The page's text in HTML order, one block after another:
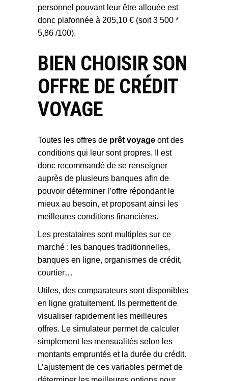
personnel pouvant leur être allouée est
donc plafonnée à 205,10 € (soit 3 500 *
5,86 /100).
BIEN CHOISIR SON
OFFRE DE CRÉDIT
VOYAGE
Toutes les offres de prêt voyage ont des
conditions qui leur sont propres. Il est
donc recommandé de se renseigner
auprès de plusieurs banques afin de
pouvoir déterminer l’offre répondant le
mieux au besoin, et proposant ainsi les
meilleures conditions financières.
Les prestataires sont multiples sur ce
marché : les banques traditionnelles,
banques en ligne, organismes de crédit,
courtier…
Utiles, des comparateurs sont disponibles
en ligne gratuitement. Ils permettent de
visualiser rapidement les meilleures
offres. Le simulateur permet de calculer
simplement les mensualités selon les
montants empruntés et la durée du crédit.
L’ajustement de ces variables permet de